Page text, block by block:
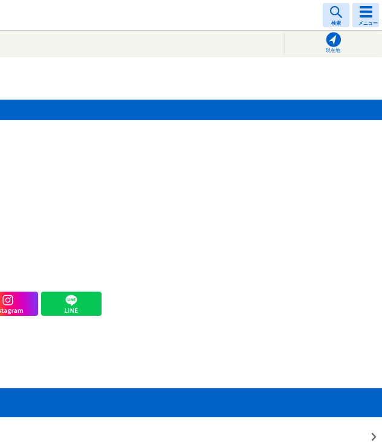
検索 メニュー
現在地